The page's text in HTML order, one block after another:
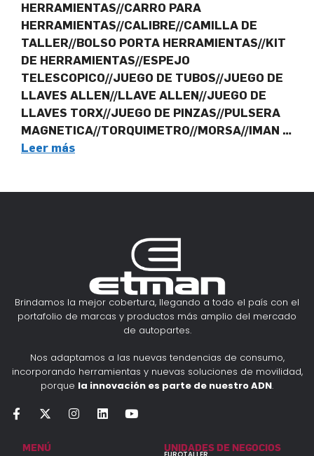
HERRAMIENTAS//CARRO PARA
HERRAMIENTAS//CALIBRE//CAMILLA DE
TALLER//BOLSO PORTA HERRAMIENTAS//KIT
DE HERRAMIENTAS//ESPEJO
TELESCOPICO//JUEGO DE TUBOS//JUEGO DE
LLAVES ALLEN//LLAVE ALLEN//JUEGO DE
LLAVES TORX//JUEGO DE PINZAS//PULSERA
MAGNETICA//TORQUIMETRO//MORSA//IMAN …
Leer más
Brindamos la mejor cobertura, llegando a todo el país con el
portafolio de marcas y productos más amplio del mercado
de autopartes.
Nos adaptamos a las nuevas tendencias de consumo,
incorporando herramientas y nuevas soluciones de movilidad,
porque la innovación es parte de nuestro ADN.
MENÚ UNIDADES DE NEGOCIOS